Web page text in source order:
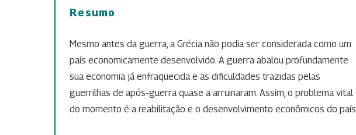
Resumo
Mesmo antes da guerra, a Grécia não podia ser considerada como um
país economicamente desenvolvido. A guerra abalou profundamente
sua economia já enfraquecida e as dificuldades trazidas pelas
guerrilhas de após-guerra quase a arruinaram. Assim, o problema vital
do momento é a reabilitação e o desenvolvimento econômicos do país.